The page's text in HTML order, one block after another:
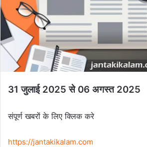
31 जुलाई 2025 से 06 अगस्त 2025
संपूर्ण खबरों के लिए क्लिक करे
https://jantakikalam.com